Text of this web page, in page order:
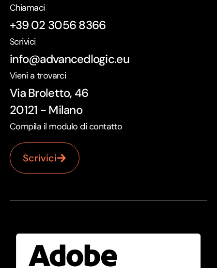
Chiamaci
+39 02 3056 8366
Scrivici
info@advancedlogic.eu
Vieni a trovarci
Via Broletto, 46
20121 - Milano
Compila il modulo di contatto
Scrivici